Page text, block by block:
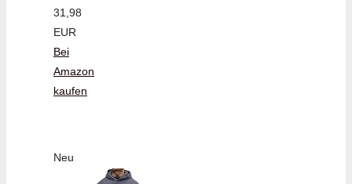
31,98
EUR
Bei
Amazon
kaufen
Neu